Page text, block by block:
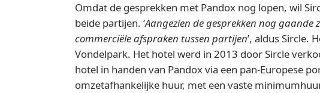
Omdat de gesprekken met Pandox nog lopen, wil
beide partijen. ‘Aangezien de gesprekken nog
commerciële afspraken tussen partijen’, aldus Sircle.
Vondelpark. Het hotel werd in 2013 door Sircle
hotel in handen van Pandox via een pan-Europese
omzetafhankelijke huur, met een vaste